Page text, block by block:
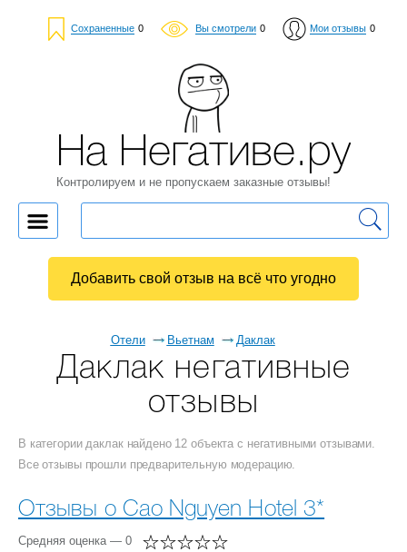
Сохраненные 0 Вы смотрели 0 Мои отзывы 0
Отели Вьетнам Даклак
Даклак негативные
отзывы
В категории даклак найдено 12 объекта с негативными отзывами.
Все отзывы прошли предварительную модерацию.
Отзывы о Cao Nguyen Hotel 3*
Средняя оценка — 0
На Негативе.ру
Контролируем и не пропускаем заказные отзывы!
Добавить свой отзыв на всё что угодно